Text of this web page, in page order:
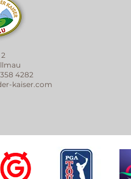
4282
kaiser.com